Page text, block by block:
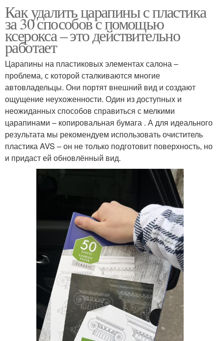
Как удалить царапины с пластика
за 30 способов с помощью
ксерокса – это действительно
работает
Царапины на пластиковых элементах салона –
проблема, с которой сталкиваются многие
автовладельцы. Они портят внешний вид и создают
ощущение неухоженности. Один из доступных и
неожиданных способов справиться с мелкими
царапинами – копировальная бумага . А для идеального
результата мы рекомендуем использовать очиститель
пластика AVS – он не только подготовит поверхность, но
и придаст ей обновлённый вид.